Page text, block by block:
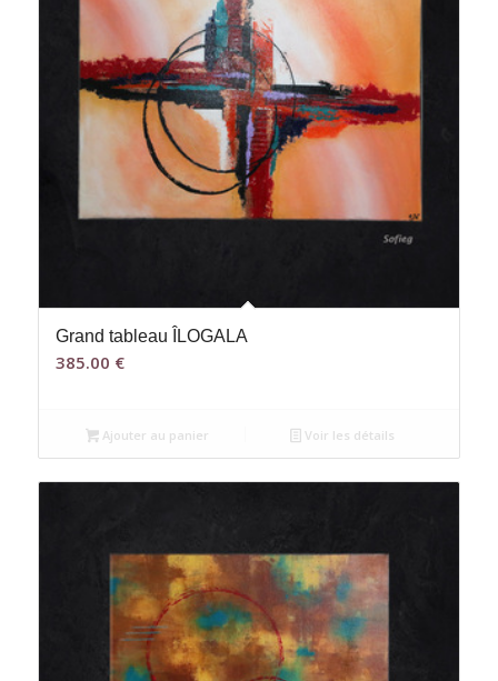
Grand tableau ÎLOGALA
385.00 €
Ajouter au panier Voir les détails